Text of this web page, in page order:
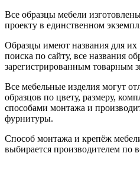
Все образцы мебели
проекту в единственном
Образцы имеют названия для их
поиска по сайту, все названия
зарегистрированным товарным
Все мебельные изделия могут
образцов по цвету, размеру,
способами монтажа и
фурнитуры.
Способ монтажа и крепёж
выбирается производителем по